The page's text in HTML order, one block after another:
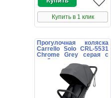
Купить в 1 клик
Прогулочная коляска
Carrello Solo CRL-5531
Chrome Grey серая с
глубоким капюшоном